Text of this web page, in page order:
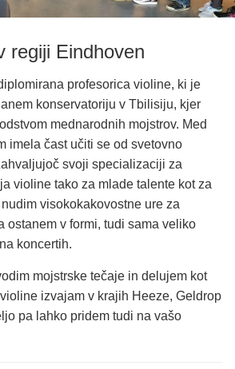
c
regiji Eindhoven
profesorica violine, ki je
konservatoriju v Tbilisiju, kjer
mednarodnih mojstrov. Med
imela čast učiti se od svetovno
svoji specializaciji za
violine tako za mlade talente kot za
visokokakovostne ure za
ostanem v formi, tudi sama veliko
koncertih.
mojstrske tečaje in delujem kot
izvajam v krajih Heeze, Geldrop
pa lahko pridem tudi na vašo